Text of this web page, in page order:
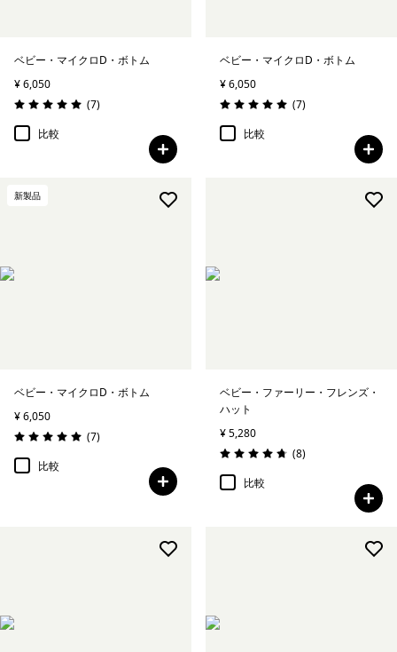
ベビー・マイクロD・ボトム
¥ 6,050
評価: 5.0 / 5
(7レビュー
)
比較
ベビー・マイクロD・ボトム
¥ 6,050
評価: 5.0 / 5
(7レビュー
)
比較
新製品
ベビー・マイクロD・ボトム
¥ 6,050
評価: 5.0 / 5
(7レビュー
)
比較
ベビー・ファーリー・フレンズ・
ハット
¥ 5,280
評価: 4.8 / 5
(8レビュー
)
比較